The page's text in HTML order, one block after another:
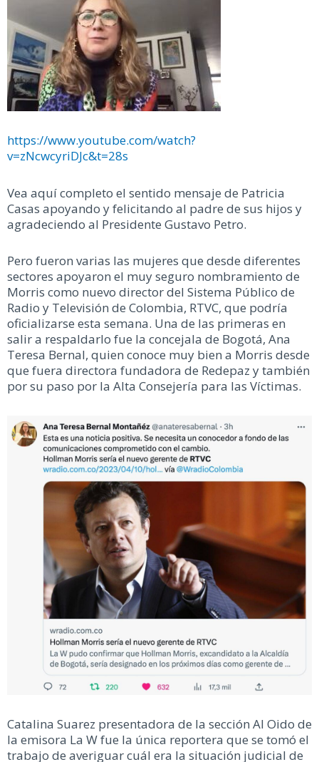
https://www.youtube.com/watch?
v=zNcwcyriDJc&t=28s
Vea aquí completo el sentido mensaje de Patricia
Casas apoyando y felicitando al padre de sus hijos y
agradeciendo al Presidente Gustavo Petro.
Pero fueron varias las mujeres que desde diferentes
sectores apoyaron el muy seguro nombramiento de
Morris como nuevo director del Sistema Público de
Radio y Televisión de Colombia, RTVC, que podría
oficializarse esta semana. Una de las primeras en
salir a respaldarlo fue la concejala de Bogotá, Ana
Teresa Bernal, quien conoce muy bien a Morris desde
que fuera directora fundadora de Redepaz y también
por su paso por la Alta Consejería para las Víctimas.
Catalina Suarez presentadora de la sección Al Oido de
la emisora La W fue la única reportera que se tomó el
trabajo de averiguar cuál era la situación judicial de